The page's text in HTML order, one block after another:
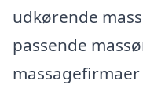
udkørende
passende